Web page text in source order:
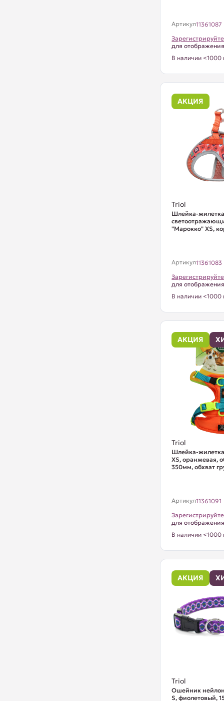
Артикул11361087
для
В наличии <1000
АКЦИЯ
Triol
Шлейка-жилетка
"Марокко" XS,
Артикул11361083
для
В наличии <1000
АКЦИЯ
Triol
Шлейка-
XS, оранжевая,
350мм, обхват
Артикул11361091
для
В наличии <1000
АКЦИЯ
Triol
Ошейник
S, фиолетовый,